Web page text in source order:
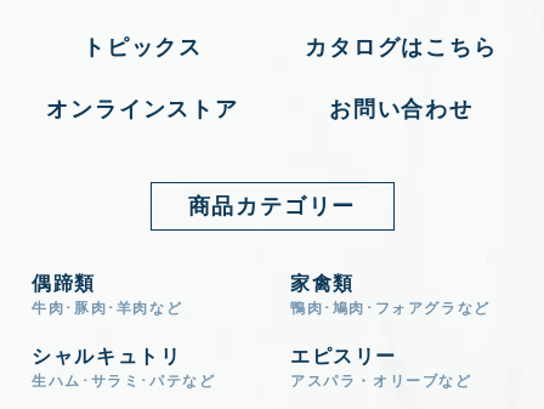
トピックス カタログはこちら
オンラインストア お問い合わせ
商品カテゴリー
偶蹄類
牛肉･豚肉･羊肉など
家禽類
鴨肉･鳩肉･フォアグラなど
シャルキュトリ
生ハム･サラミ･パテなど
エピスリー
アスパラ・オリーブなど